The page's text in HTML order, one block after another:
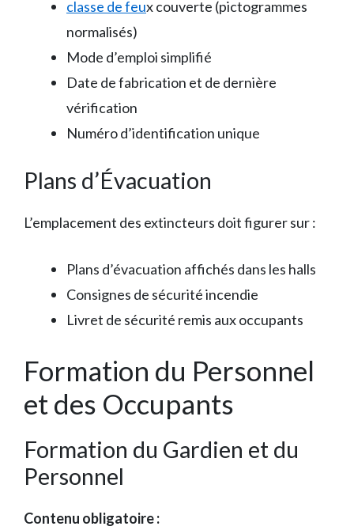
classe de feux couverte (pictogrammes
normalisés)
Mode d’emploi simplifié
Date de fabrication et de dernière
vérification
Numéro d’identification unique
Plans d’Évacuation
L’emplacement des extincteurs doit figurer sur :
Plans d’évacuation affichés dans les halls
Consignes de sécurité incendie
Livret de sécurité remis aux occupants
Formation du Personnel
et des Occupants
Formation du Gardien et du
Personnel
Contenu obligatoire :